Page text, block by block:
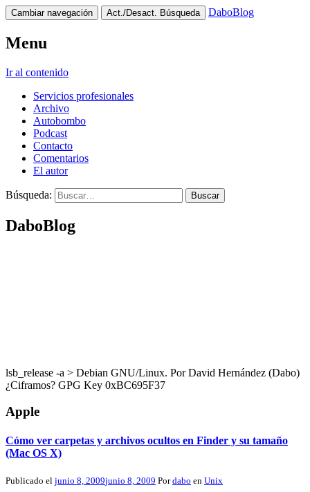
Cambiar navegación Act./Desact. Búsqueda DaboBlog
Menu
Ir al contenido
Servicios profesionales
Archivo
Autobombo
Podcast
Contacto
Comentarios
El autor
Búsqueda:
DaboBlog
lsb_release -a > Debian GNU/Linux. Por David Hernández (Dabo)
¿Ciframos? GPG Key 0xBC695F37
Apple
Cómo ver carpetas y archivos ocultos en Finder y su tamaño
(Mac OS X)
Publicado el junio 8, 2009junio 8, 2009 Pordabo en Unix